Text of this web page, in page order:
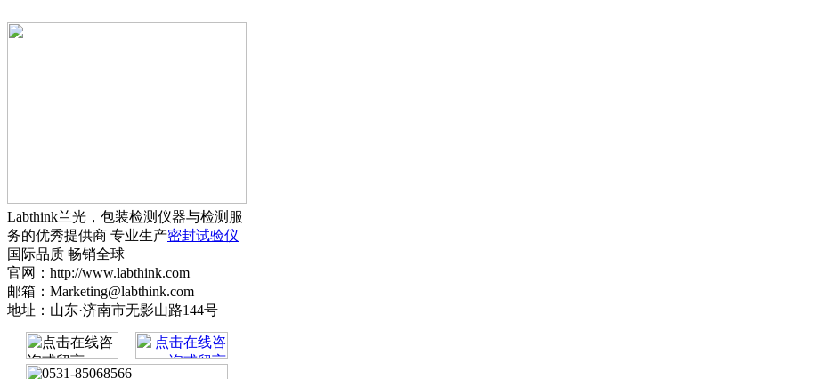
Labthink兰光，包装检测仪器与检测服
务的优秀提供商 专业生产密封试验仪
国际品质 畅销全球
官网：http://www.labthink.com
邮箱：Marketing@labthink.com
地址：山东·济南市无影山路144号